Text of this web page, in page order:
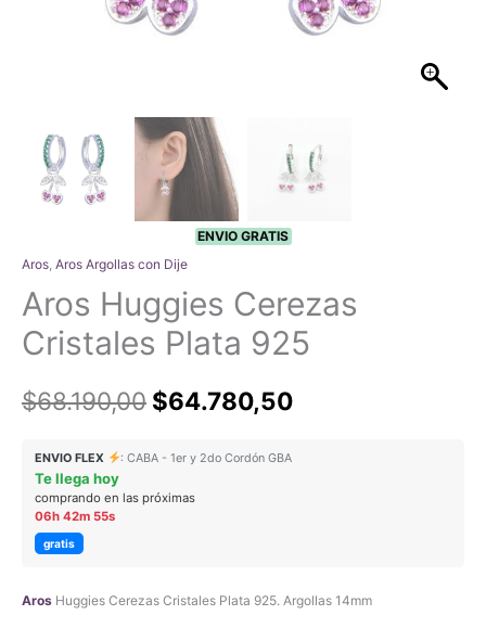
ENVIO GRATIS
Aros, Aros Argollas con Dije
Aros Huggies Cerezas
Cristales Plata 925
$68.190,00 El
original
$64.780,50El
ENVIO FLEX : CABA - 1er y 2do Cordón GBA
Te llega hoy
comprando en las próximas
06h 42m 55s
gratis
Aros Huggies Cerezas Cristales Plata 925. Argollas 14mm